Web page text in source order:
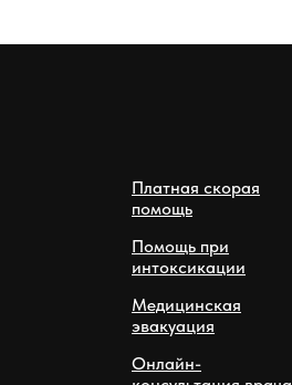
Платная скорая
помощь
Помощь при
интоксикации
Медицинская
эвакуация
Онлайн-